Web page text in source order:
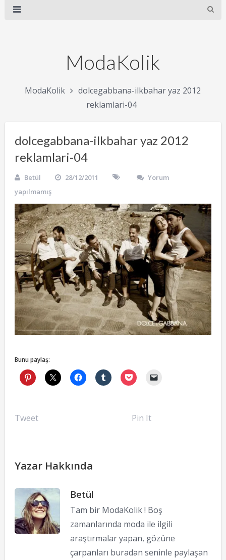
ModaKolik
ModaKolik
dolcegabbana-ilkbahar yaz 2012
reklamlari-04
dolcegabbana-ilkbahar yaz 2012
reklamlari-04
Betül 28/12/2011
Yorum
yapılmamış
Bunu paylaş:
Tweet Pin It
Yazar Hakkında
Betül
Tam bir ModaKolik ! Boş
zamanlarında moda ile ilgili
araştırmalar yapan, gözüne
çarpanları buradan seninle paylaşan